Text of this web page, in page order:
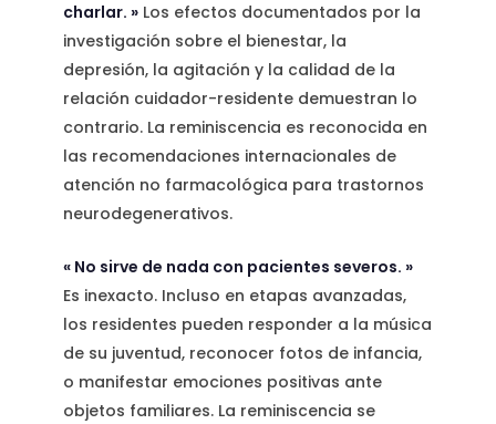
charlar. »Los efectos documentados por la
investigación sobre el bienestar, la
depresión, la agitación y la calidad de la
relación cuidador-residente demuestran lo
contrario. La reminiscencia es reconocida en
las recomendaciones internacionales de
atención no farmacológica para trastornos
neurodegenerativos.
« No sirve de nada con pacientes severos. »
Es inexacto. Incluso en etapas avanzadas,
los residentes pueden responder a la música
de su juventud, reconocer fotos de infancia,
o manifestar emociones positivas ante
objetos familiares. La reminiscencia se